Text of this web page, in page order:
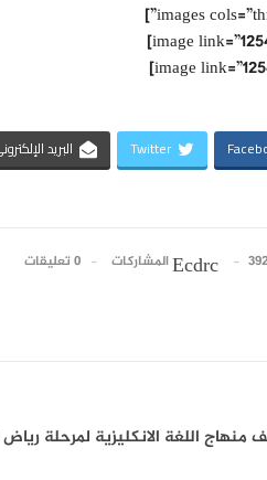
Twitter البريد
Ecdrc 392 المشاركات 0 تعليقات
منهاج اللغة الانكليزية لمرحلة